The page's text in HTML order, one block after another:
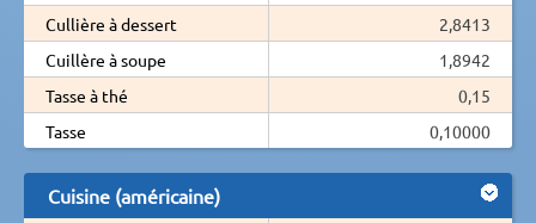
Cullière à dessert
2,8413
Cuillère à soupe
1,8942
Tasse à thé
0,15
Tasse
0,10000
Cuisine (américaine)